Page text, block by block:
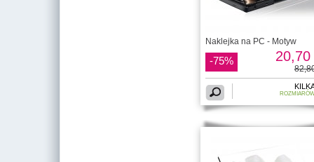
Naklejka na PC - Motyw
-75% 20,70